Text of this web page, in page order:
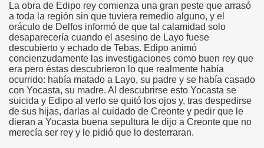
La obra de Edipo rey comienza una gran peste que arrasó
a toda la región sin que tuviera remedio alguno, y el
oráculo de Delfos informó de que tal calamidad solo
desaparecería cuando el asesino de Layo fuese
descubierto y echado de Tebas. Edipo animó
concienzudamente las investigaciones como buen rey que
era pero éstas descubrieron lo que realmente había
ocurrido: había matado a Layo, su padre y se había casado
con Yocasta, su madre. Al descubrirse esto Yocasta se
suicida y Edipo al verlo se quitó los ojos y, tras despedirse
de sus hijas, darlas al cuidado de Creonte y pedir que le
dieran a Yocasta buena sepultura le dijo a Creonte que no
merecía ser rey y le pidió que lo desterraran.